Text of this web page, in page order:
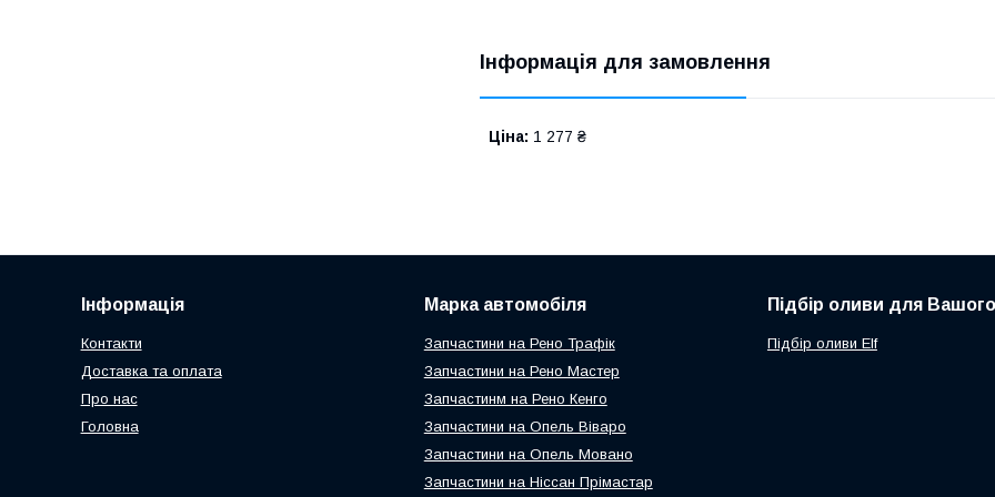
Інформація для замовлення
Ціна: 1 277 ₴
Інформація
Контакти
Доставка та оплата
Про нас
Головна
Марка автомобіля
Запчастини на Рено Трафік
Запчастини на Рено Мастер
Запчастинм на Рено Кенго
Запчастини на Опель Віваро
Запчастини на Опель Мовано
Запчастини на Ніссан Прімастар
Підбір оливи для
Підбір оливи Elf